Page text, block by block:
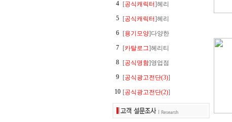
4
[공식캐릭터]헤리
5
[공식캐릭터]헤리
6
[용기모양]다양한
7
[카탈로그]헤리티
8
[공식명함]영업점
9
[공식광고전단(3)]
10 [공식광고전단(2)]